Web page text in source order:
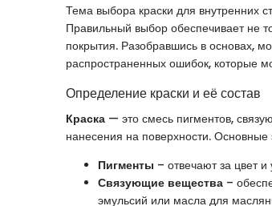
Тема выбора краски для внутренних
Правильный выбор обеспечивает не
покрытия. Разобравшись в основах,
распространенных ошибок, которые
Определение краски и её состав
Краска — это смесь пигментов,
нанесения на поверхности.
Пигменты – отвечают за цвет и
Связующие вещества –
эмульсий или масла для